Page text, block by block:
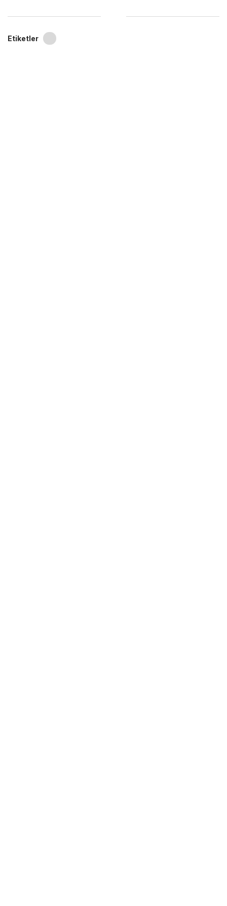
Etiketler